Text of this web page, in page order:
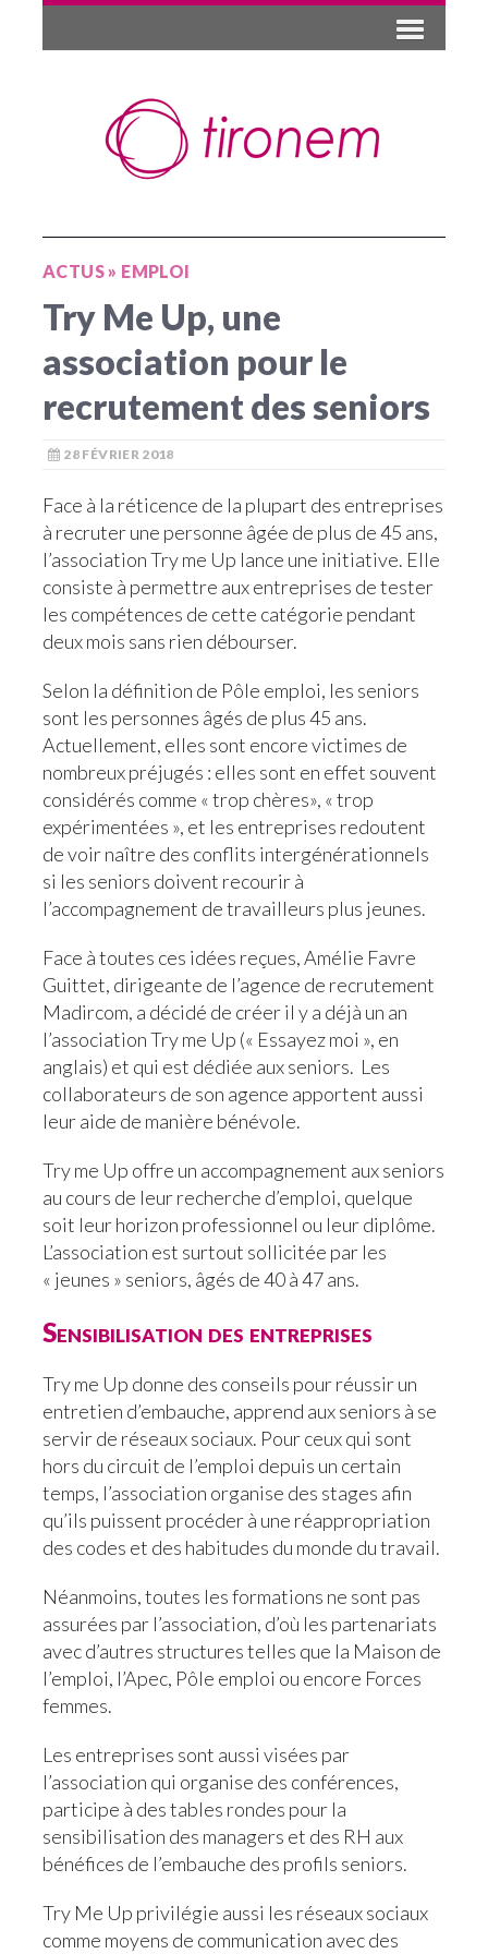
ACTUS» EMPLOI
Try Me Up, une
association pour le
recrutement des seniors
28 FÉVRIER 2018
Face à la réticence de la plupart des entreprises
à recruter une personne âgée de plus de 45 ans,
l’association Try me Up lance une initiative. Elle
consiste à permettre aux entreprises de tester
les compétences de cette catégorie pendant
deux mois sans rien débourser.
Selon la définition de Pôle emploi, les seniors
sont les personnes âgés de plus 45 ans.
Actuellement, elles sont encore victimes de
nombreux préjugés : elles sont en effet souvent
considérés comme « trop chères», « trop
expérimentées », et les entreprises redoutent
de voir naître des conflits intergénérationnels
si les seniors doivent recourir à
l’accompagnement de travailleurs plus jeunes.
Face à toutes ces idées reçues, Amélie Favre
Guittet, dirigeante de l’agence de recrutement
Madircom, a décidé de créer il y a déjà un an
l’association Try me Up (« Essayez moi », en
anglais) et qui est dédiée aux seniors. Les
collaborateurs de son agence apportent aussi
leur aide de manière bénévole.
Try me Up offre un accompagnement aux seniors
au cours de leur recherche d’emploi, quelque
soit leur horizon professionnel ou leur diplôme.
L’association est surtout sollicitée par les
« jeunes » seniors, âgés de 40 à 47 ans.
Sensibilisation des entreprises
Try me Up donne des conseils pour réussir un
entretien d’embauche, apprend aux seniors à se
servir de réseaux sociaux. Pour ceux qui sont
hors du circuit de l’emploi depuis un certain
temps, l’association organise des stages afin
qu’ils puissent procéder à une réappropriation
des codes et des habitudes du monde du travail.
Néanmoins, toutes les formations ne sont pas
assurées par l’association, d’où les partenariats
avec d’autres structures telles que la Maison de
l’emploi, l’Apec, Pôle emploi ou encore Forces
femmes.
Les entreprises sont aussi visées par
l’association qui organise des conférences,
participe à des tables rondes pour la
sensibilisation des managers et des RH aux
bénéfices de l’embauche des profils seniors.
Try Me Up privilégie aussi les réseaux sociaux
comme moyens de communication avec des